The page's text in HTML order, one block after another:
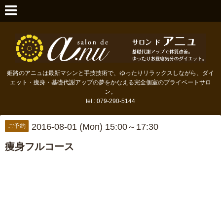
姫路のアニュは最新マシンと手技技術で、ゆったりリラックスしながら、ダイ
エット・痩身・基礎代謝アップの夢をかなえる完全個室のプライベートサロ
ン。
tel : 079-290-5144
ご予約 2016-08-01 (Mon) 15:00～17:30
痩身フルコース